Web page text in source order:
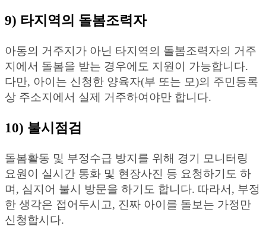
9) 타지역의 돌봄조력자
아동의 거주지가 아닌 타지역의 돌봄조력자의 거주
지에서 돌봄을 받는 경우에도 지원이 가능합니다.
다만, 아이는 신청한 양육자(부 또는 모)의 주민등록
상 주소지에서 실제 거주하여야만 합니다.
10) 불시점검
돌봄활동 및 부정수급 방지를 위해 경기 모니터링
요원이 실시간 통화 및 현장사진 등 요청하기도 하
며, 심지어 불시 방문을 하기도 합니다. 따라서, 부정
한 생각은 접어두시고, 진짜 아이를 돌보는 가정만
신청합시다.